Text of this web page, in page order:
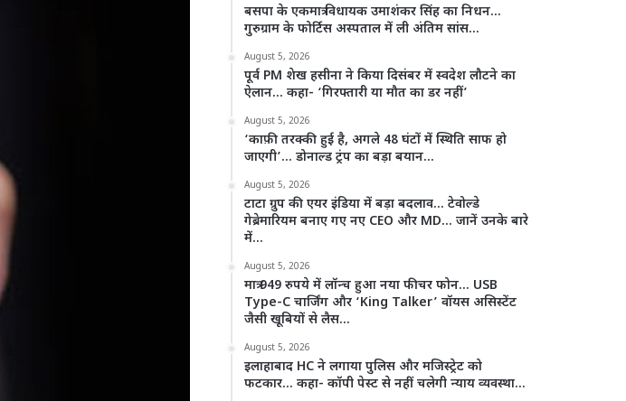
बसपा के एकमात्र विधायक उमाशंकर सिंह का निधन…
गुरुग्राम के फोर्टिस अस्पताल में ली अंतिम सांस…
August 5, 2026
पूर्व PM शेख हसीना ने किया दिसंबर में स्वदेश लौटने का
ऐलान… कहा- ‘गिरफ्तारी या मौत का डर नहीं’
August 5, 2026
‘काफ़ी तरक्की हुई है, अगले 48 घंटों में स्थिति साफ हो
जाएगी’… डोनाल्ड ट्रंप का बड़ा बयान…
August 5, 2026
टाटा ग्रुप की एयर इंडिया में बड़ा बदलाव… टेवोल्डे
गेब्रेमारियम बनाए गए नए CEO और MD… जानें उनके बारे
में…
August 5, 2026
मात्र 949 रुपये में लॉन्च हुआ नया फीचर फोन… USB
Type-C चार्जिंग और ‘King Talker’ वॉयस असिस्टेंट
जैसी खूबियों से लैस…
August 5, 2026
इलाहाबाद HC ने लगाया पुलिस और मजिस्ट्रेट को
फटकार… कहा- कॉपी पेस्ट से नहीं चलेगी न्याय व्यवस्था…